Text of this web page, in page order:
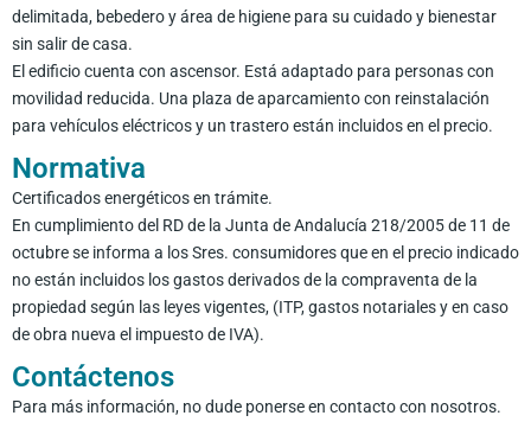
delimitada, bebedero y área de higiene para su cuidado y bienestar
sin salir de casa.
El edificio cuenta con ascensor. Está adaptado para personas con
movilidad reducida. Una plaza de aparcamiento con reinstalación
para vehículos eléctricos y un trastero están incluidos en el precio.
Normativa
Certificados energéticos en trámite.
En cumplimiento del RD de la Junta de Andalucía 218/2005 de 11 de
octubre se informa a los Sres. consumidores que en el precio indicado
no están incluidos los gastos derivados de la compraventa de la
propiedad según las leyes vigentes, (ITP, gastos notariales y en caso
de obra nueva el impuesto de IVA).
Contáctenos
Para más información, no dude ponerse en contacto con nosotros.